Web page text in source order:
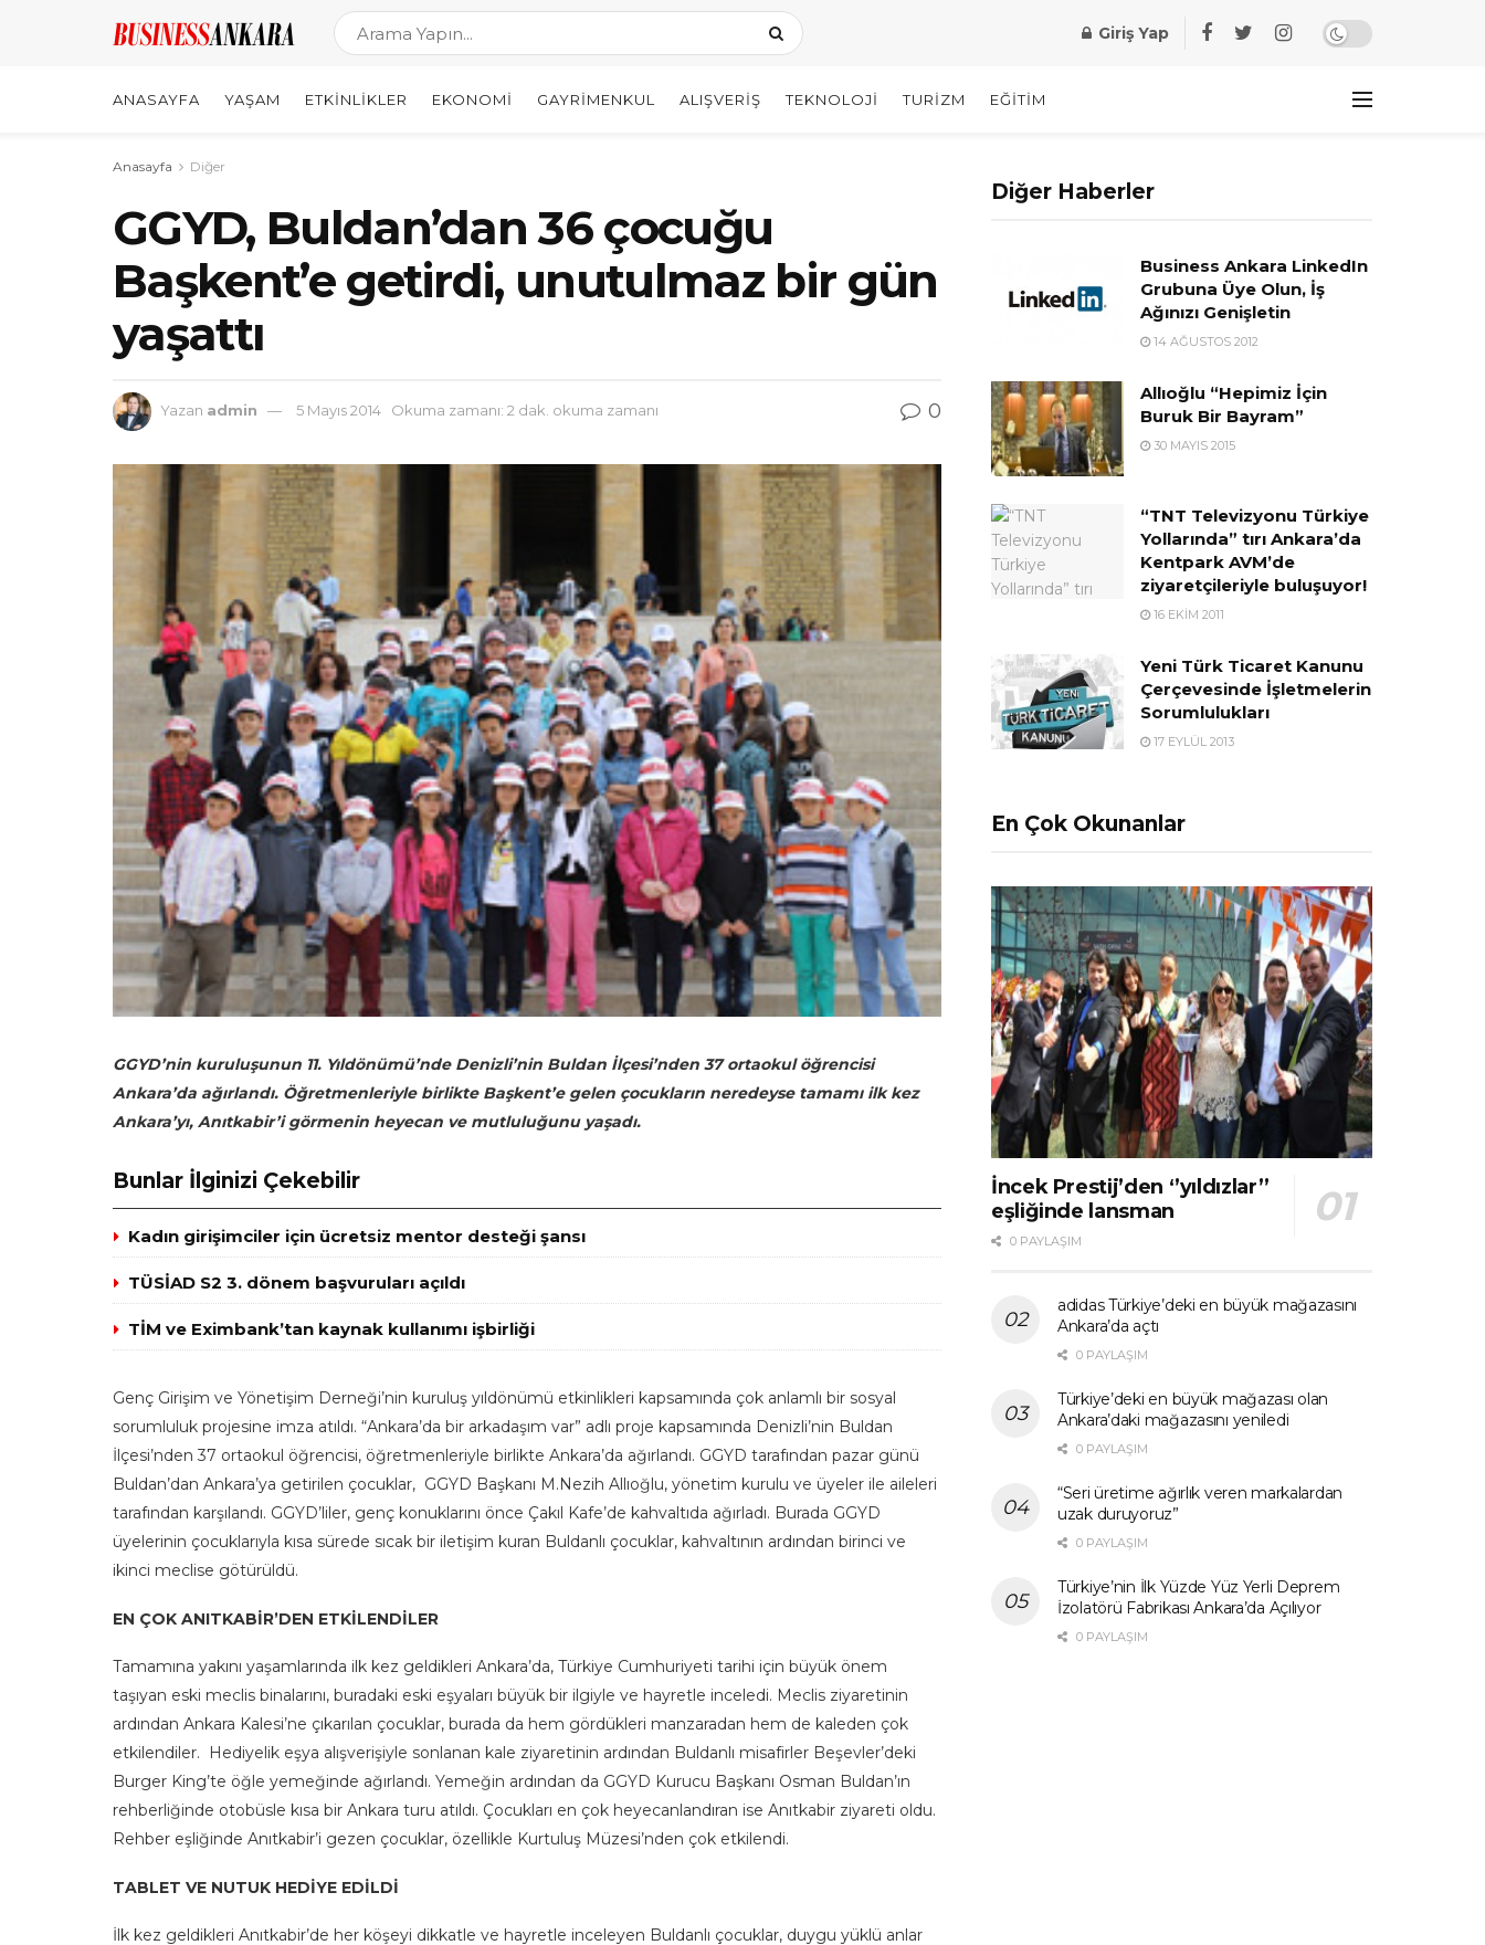
Giriş Yap
ANASAYFA YAŞAM ETKINLIKLER EKONOMI GAYRIMENKUL ALIŞVERIŞ TEKNOLOJI TURIZM EĞITIM
Anasayfa Diğer
GGYD, Buldan’dan 36 çocuğu
Başkent’e getirdi, unutulmaz bir gün
yaşattı
Yazan admin 5 Mayıs 2014 Okuma zamanı: 2 dak. okuma zamanı 0
GGYD’nin kuruluşunun 11. Yıldönümü’nde Denizli’nin Buldan İlçesi’nden 37 ortaokul öğrencisi
Ankara’da ağırlandı. Öğretmenleriyle birlikte Başkent’e gelen çocukların neredeyse tamamı ilk kez
Ankara’yı, Anıtkabir’i görmenin heyecan ve mutluluğunu yaşadı.
Bunlar İlginizi Çekebilir
Kadın girişimciler için ücretsiz mentor desteği şansı
TÜSİAD S2 3. dönem başvuruları açıldı
TİM ve Eximbank’tan kaynak kullanımı işbirliği
Genç Girişim ve Yönetişim Derneği’nin kuruluş yıldönümü etkinlikleri kapsamında çok anlamlı bir sosyal
sorumluluk projesine imza atıldı. “Ankara’da bir arkadaşım var” adlı proje kapsamında Denizli’nin Buldan
İlçesi’nden 37 ortaokul öğrencisi, öğretmenleriyle birlikte Ankara’da ağırlandı. GGYD tarafından pazar günü
Buldan’dan Ankara’ya getirilen çocuklar, GGYD Başkanı M.Nezih Allıoğlu, yönetim kurulu ve üyeler ile aileleri
tarafından karşılandı. GGYD’liler, genç konuklarını önce Çakıl Kafe’de kahvaltıda ağırladı. Burada GGYD
üyelerinin çocuklarıyla kısa sürede sıcak bir iletişim kuran Buldanlı çocuklar, kahvaltının ardından birinci ve
ikinci meclise götürüldü.
EN ÇOK ANITKABİR’DEN ETKİLENDİLER
Tamamına yakını yaşamlarında ilk kez geldikleri Ankara’da, Türkiye Cumhuriyeti tarihi için büyük önem
taşıyan eski meclis binalarını, buradaki eski eşyaları büyük bir ilgiyle ve hayretle inceledi. Meclis ziyaretinin
ardından Ankara Kalesi’ne çıkarılan çocuklar, burada da hem gördükleri manzaradan hem de kaleden çok
etkilendiler. Hediyelik eşya alışverişiyle sonlanan kale ziyaretinin ardından Buldanlı misafirler Beşevler’deki
Burger King’te öğle yemeğinde ağırlandı. Yemeğin ardından da GGYD Kurucu Başkanı Osman Buldan’ın
rehberliğinde otobüsle kısa bir Ankara turu atıldı. Çocukları en çok heyecanlandıran ise Anıtkabir ziyareti oldu.
Rehber eşliğinde Anıtkabir’i gezen çocuklar, özellikle Kurtuluş Müzesi’nden çok etkilendi.
TABLET VE NUTUK HEDİYE EDİLDİ
İlk kez geldikleri Anıtkabir’de her köşeyi dikkatle ve hayretle inceleyen Buldanlı çocuklar, duygu yüklü anlar
Diğer Haberler
Business Ankara LinkedIn
Grubuna Üye Olun, İş
Ağınızı Genişletin
14 AĞUSTOS 2012
Allıoğlu “Hepimiz İçin
Buruk Bir Bayram”
30 MAYIS 2015
“TNT Televizyonu Türkiye
Yollarında” tırı Ankara’da
Kentpark AVM’de
ziyaretçileriyle buluşuyor!
16 EKIM 2011
Yeni Türk Ticaret Kanunu
Çerçevesinde İşletmelerin
Sorumlulukları
17 EYLÜL 2013
En Çok Okunanlar
İncek Prestij’den ‘’yıldızlar’’
eşliğinde lansman
0 PAYLAŞIM
adidas Türkiye’deki en büyük mağazasını
Ankara’da açtı
0 PAYLAŞIM
Türkiye’deki en büyük mağazası olan
Ankara’daki mağazasını yeniledi
0 PAYLAŞIM
“Seri üretime ağırlık veren markalardan
uzak duruyoruz”
0 PAYLAŞIM
Türkiye’nin İlk Yüzde Yüz Yerli Deprem
İzolatörü Fabrikası Ankara’da Açılıyor
0 PAYLAŞIM